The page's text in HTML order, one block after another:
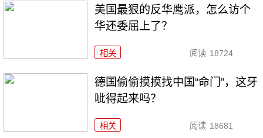
美国最狠的反华鹰派，怎么访个
华还委屈上了？
相关 阅读 18724
德国偷偷摸摸找中国“命门”，这牙
呲得起来吗？
相关 阅读 18681